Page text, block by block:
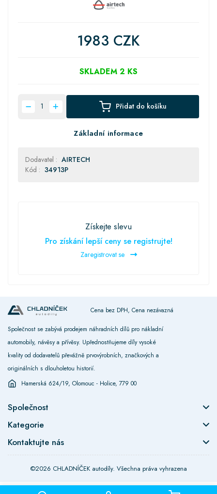
1983 CZK
SKLADEM 2 KS
Přidat do košíku
Základní informace
Dodavatel : AIRTECH
Kód : 34913P
Získejte slevu
Pro získání lepší ceny se registrujte!
Zaregistrovat se
Cena bez DPH, Cena nezávazná
Společnost se zabývá prodejem náhradních dílů pro nákladní
automobily, návěsy a přívěsy. Upřednostňujeme díly vysoké
kvality od dodavatelů převážně prvovýrobních, značkových a
originálních s dlouholetou historií.
Hamerská 624/19, Olomouc - Holice, 779 00
Společnost
Kategorie
Kontaktujte nás
©2026 CHLADNÍČEK autodíly. Všechna práva vyhrazena